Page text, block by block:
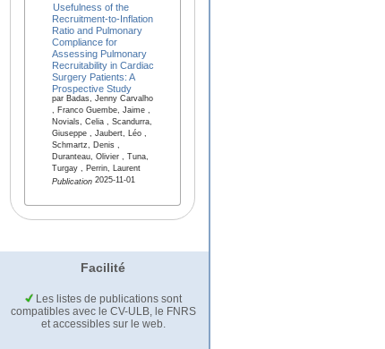
Usefulness of the
Recruitment-to-Inflation
Ratio and Pulmonary
Compliance for
Assessing Pulmonary
Recruitability in Cardiac
Surgery Patients: A
Prospective Study
par Badas, Jenny Carvalho
, Franco Guembe, Jaime ,
Novials, Celia , Scandurra,
Giuseppe , Jaubert, Léo ,
Schmartz, Denis ,
Duranteau, Olivier , Tuna,
Turgay , Perrin, Laurent
Publication2025-11-01
Facilité
Les listes de publications sont
compatibles avec le CV-ULB, le FNRS
et accessibles sur le web.